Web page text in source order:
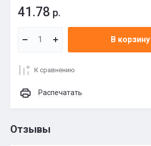
41.78 р.
В корзину
К сравнению
Распечатать
Отзывы